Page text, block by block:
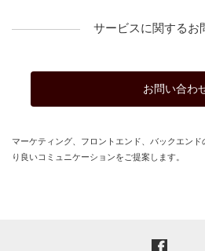
サービスに関するお
お問い合わ
マーケティング、フロントエンド、バックエン
り良いコミュニケーションをご提案します。